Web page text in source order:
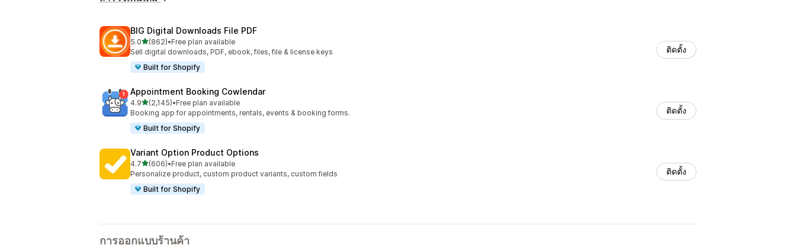
BIG Digital Downloads File PDF
5.0เต็ม 5 ดาว
(862)
ทั้งหมด 862 รีวิว
•Free plan available
Sell digital downloads, PDF, ebook, files, file & license keys
Built for Shopify
ติดตั้ง
Appointment Booking Cowlendar
4.9เต็ม 5 ดาว
(2,145)
ทั้งหมด 2145 รีวิว
•Free plan available
Booking app for appointments, rentals, events & booking forms.
Built for Shopify
ติดตั้ง
Variant Option Product Options
4.7เต็ม 5 ดาว
(606)
ทั้งหมด 606 รีวิว
•Free plan available
Personalize product, custom product variants, custom fields
Built for Shopify
ติดตั้ง
การออกแบบร้านค้า